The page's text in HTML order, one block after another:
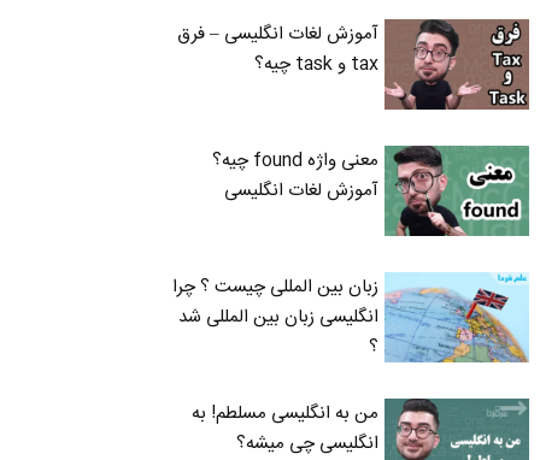
آموزش لغات انگلیسی – فرق
tax و task چیه؟
معنی واژه found چیه؟
آموزش لغات انگلیسی
زبان بین المللی چیست ؟ چرا
انگلیسی زبان بین المللی شد
؟
من به انگلیسی مسلطم! به
انگلیسی چی میشه؟